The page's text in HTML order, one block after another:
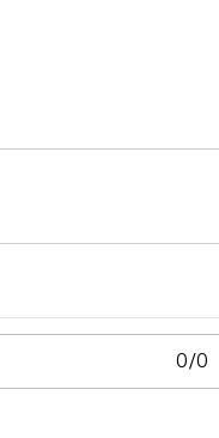
0/0